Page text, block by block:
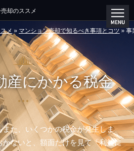
却のススメ
メ » マンション売却で知るべき事項とコツ » 事
産にかかる税金
た、いくつかの税金が発生しま
ないと、額面だけを見て「利益に